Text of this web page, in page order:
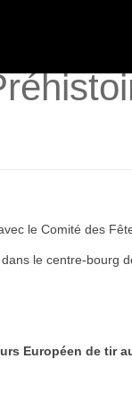
le Comité des
dans le centre-bourg
Européen de tir